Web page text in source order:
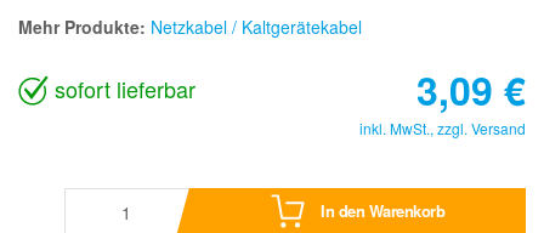
Mehr Produkte: Netzkabel / Kaltgerätekabel
sofort lieferbar 3,09 €
inkl. MwSt., zzgl. Versand
In den Warenkorb